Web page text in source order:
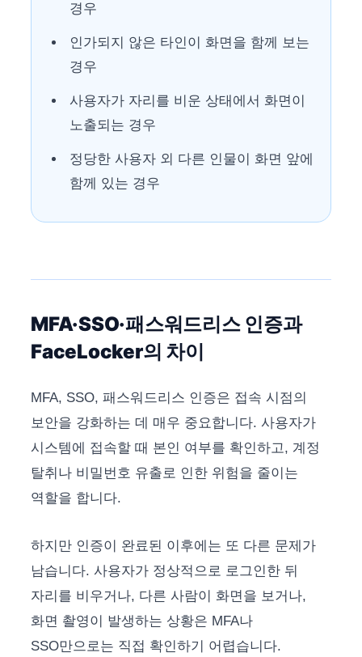
경우
인가되지 않은 타인이 화면을 함께 보는
경우
사용자가 자리를 비운 상태에서 화면이
노출되는 경우
정당한 사용자 외 다른 인물이 화면 앞에
함께 있는 경우
MFA·SSO·패스워드리스 인증과
FaceLocker의 차이
MFA, SSO, 패스워드리스 인증은 접속 시점의
보안을 강화하는 데 매우 중요합니다. 사용자가
시스템에 접속할 때 본인 여부를 확인하고, 계정
탈취나 비밀번호 유출로 인한 위험을 줄이는
역할을 합니다.
하지만 인증이 완료된 이후에는 또 다른 문제가
남습니다. 사용자가 정상적으로 로그인한 뒤
자리를 비우거나, 다른 사람이 화면을 보거나,
화면 촬영이 발생하는 상황은 MFA나
SSO만으로는 직접 확인하기 어렵습니다.